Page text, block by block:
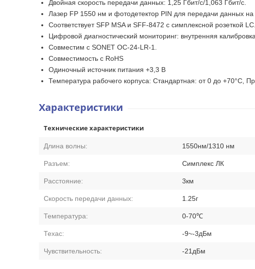
Двойная скорость передачи данных: 1,25 Гбит/с/1,063 Гбит/с.
Лазер FP 1550 нм и фотодетектор PIN для передачи данных на
Соответствует SFP MSA и SFF-8472 с симплексной розеткой LC.
Цифровой диагностический мониторинг: внутренняя
Совместим с SONET OC-24-LR-1.
Совместимость с RoHS
Одиночный источник питания +3,3 В
Температура рабочего корпуса: Стандартная: от 0 до +70°C,
Характеристики
Технические характеристики
Длина волны: 1550нм/1310 нм
Разъем: Симплекс ЛК
Расстояние: 3км
Скорость передачи данных: 1.25г
Температура: 0-70℃
Техас: -9~-3дБм
Чувствительность: -21дБм